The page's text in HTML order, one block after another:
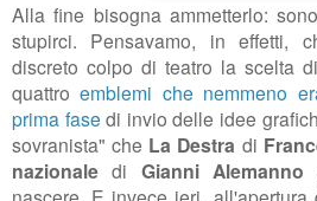
Alla fine bisogna ammetterlo:
stupirci. Pensavamo, in effetti,
discreto colpo di teatro la scelta
quattroemblemi che nemmeno
prima fase di invio delle idee
sovranista" che La Destra di
nazionale di Gianni Alemanno